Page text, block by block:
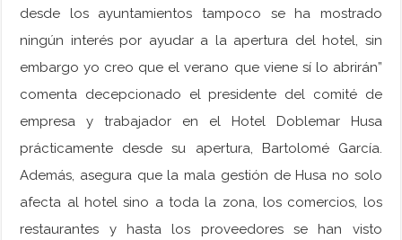
desde los ayuntamientos tampoco se ha mostrado
ningún interés por ayudar a la apertura del hotel, sin
embargo yo creo que el verano que viene sí lo abrirán”
comenta decepcionado el presidente del comité de
empresa y trabajador en el Hotel Doblemar Husa
prácticamente desde su apertura, Bartolomé García.
Además, asegura que la mala gestión de Husa no solo
afecta al hotel sino a toda la zona, los comercios, los
restaurantes y hasta los proveedores se han visto